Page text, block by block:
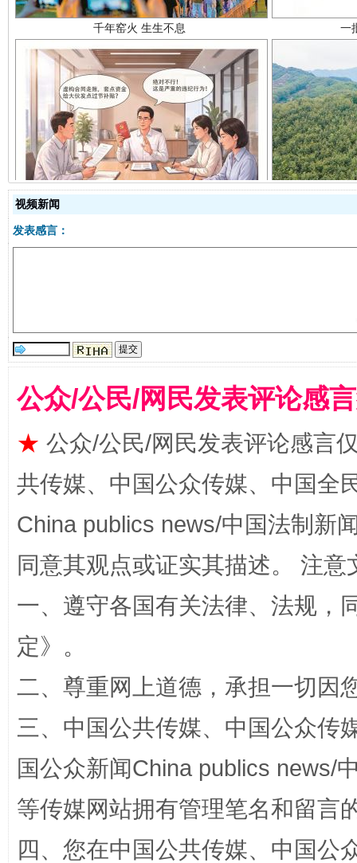
揭开“小金库”的免责幌子
受贿1.44亿！段成刚被判无期
全民健身五年计划来了！等你上场
阿坝州三大球赛在茂县开幕 规模
视频新闻
发表感言：
公众/公民/网民发表评论感
★ 公众/公民/网民发表评论感言
共传媒、中国公众传媒、中国全
China publics news/中国法制新
同意其观点或证实其描述。 注
一、遵守各国有关法律、法规，
定》。
二、尊重网上道德，承担一切因
三、中国公共传媒、中国公众传
国公众新闻China publics news/
等传媒网站拥有管理笔名和留言
四、您在中国公共传媒、中国公